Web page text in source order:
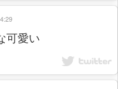
可愛い